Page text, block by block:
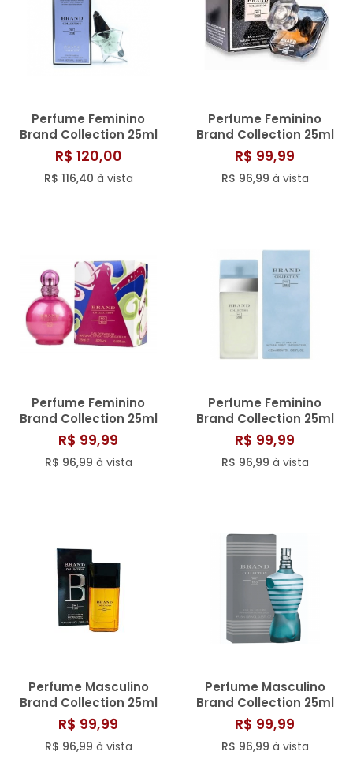
Perfume Feminino
Brand Collection 25ml
N° 168/808
R$ 120,00
R$ 116,40 à vista
Perfume Feminino
Brand Collection 25ml
N° 069/810
R$ 99,99
R$ 96,99 à vista
Perfume Feminino
Brand Collection 25ml
N° 132
R$ 99,99
R$ 96,99 à vista
Perfume Feminino
Brand Collection 25ml
N° 093
R$ 99,99
R$ 96,99 à vista
Perfume Masculino
Brand Collection 25ml
N° 175
R$ 99,99
R$ 96,99 à vista
Perfume Masculino
Brand Collection 25ml
N° 153
R$ 99,99
R$ 96,99 à vista